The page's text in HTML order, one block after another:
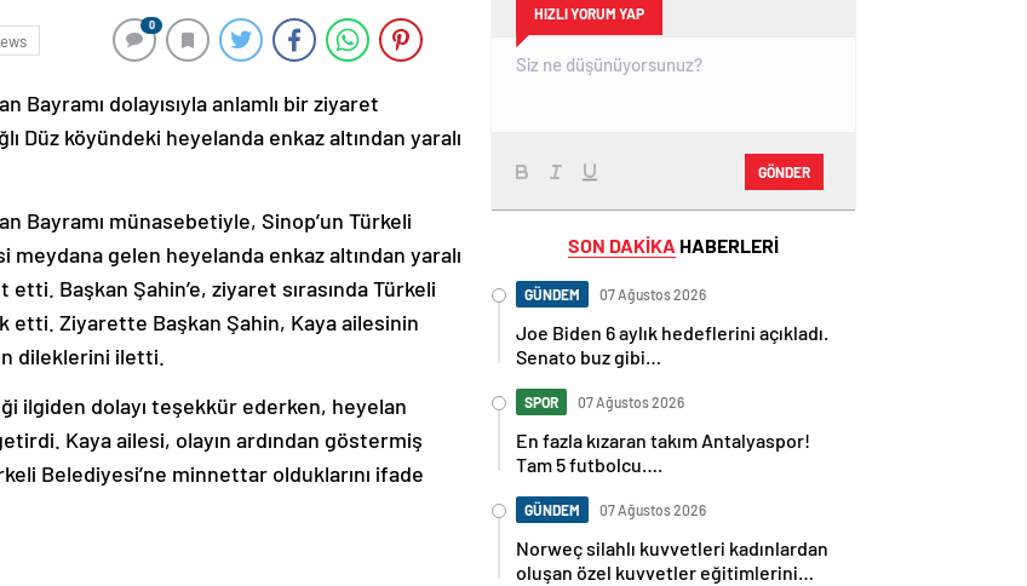
0
Bayramı dolayısıyla anlamlı bir ziyaret
Düz köyündeki heyelanda enkaz altından yaralı
Bayramı münasebetiyle, Sinop’un Türkeli
meydana gelen heyelanda enkaz altından yaralı
Başkan Şahin’e, ziyaret sırasında Türkeli
Ziyarette Başkan Şahin, Kaya ailesinin
dileklerini iletti.
ilgiden dolayı teşekkür ederken, heyelan
Kaya ailesi, olayın ardından göstermiş
Belediyesi’ne minnettar olduklarını ifade
HIZLI YORUM YAP
GÖNDER
SON DAKİKA HABERLERİ
GÜNDEM 07 Ağustos 2026
Joe Biden 6 aylık hedeflerini açıkladı.
Senato buz gibi…
SPOR 07 Ağustos 2026
En fazla kızaran takım Antalyaspor!
Tam 5 futbolcu….
GÜNDEM 07 Ağustos 2026
Norweç silahlı kuvvetleri kadınlardan
oluşan özel kuvvetler eğitimlerini